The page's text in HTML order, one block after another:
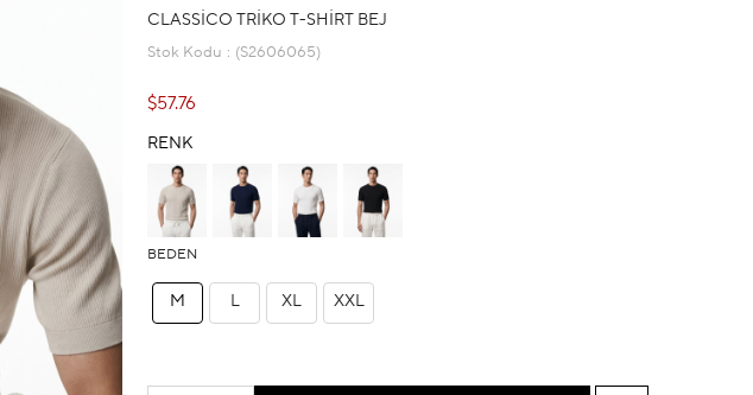
CLASSICO TRIKO T-SHIRT BEJ
Stok Kodu (S2606065)
$57.76
RENK
BEDEN
M L XL XXL